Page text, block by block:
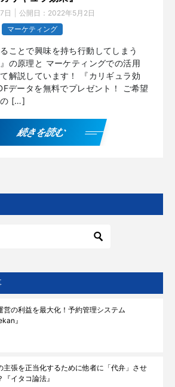
日 公開日： 2022年5月2日
マーケティング
ことで興味を持ち行動してしまう
』の原理と マーケティングでの活用
解説しています！ 『カリギュラ効
データを無料でプレゼント！ ご希望
の […]
続きを読む
営の利益を最大化！予約管理システム
』
主張を正当化するために他者に「代弁」させ
『イタコ論法』